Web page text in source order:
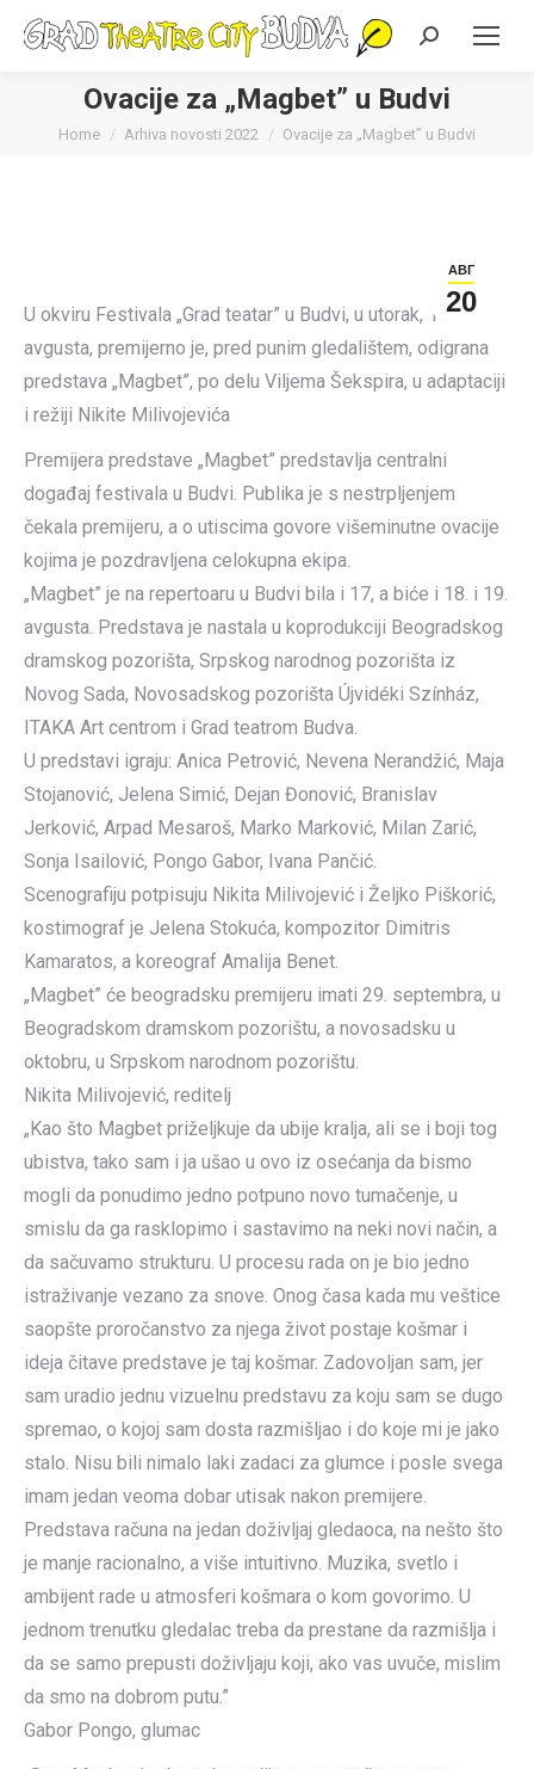
Search:
Ovacije za „Magbet” u Budvi
You are here:
Home Arhiva novosti 2022 Ovacije za „Magbet” u Budvi
АВГ
20
U okviru Festivala „Grad teatar” u Budvi, u utorak, 16.
avgusta, premijerno je, pred punim gledalištem, odigrana
predstava „Magbet”, po delu Viljema Šekspira, u adaptaciji
i režiji Nikite Milivojevića
Premijera predstave „Magbet” predstavlja centralni
događaj festivala u Budvi. Publika je s nestrpljenjem
čekala premijeru, a o utiscima govore višeminutne ovacije
kojima je pozdravljena celokupna ekipa.
„Magbet” je na repertoaru u Budvi bila i 17, a biće i 18. i 19.
avgusta. Predstava je nastala u koprodukciji Beogradskog
dramskog pozorišta, Srpskog narodnog pozorišta iz
Novog Sada, Novosadskog pozorišta Újvidéki Színház,
ITAKA Art centrom i Grad teatrom Budva.
U predstavi igraju: Anica Petrović, Nevena Nerandžić, Maja
Stojanović, Jelena Simić, Dejan Đonović, Branislav
Jerković, Arpad Mesaroš, Marko Marković, Milan Zarić,
Sonja Isailović, Pongo Gabor, Ivana Pančić.
Scenografiju potpisuju Nikita Milivojević i Željko Piškorić,
kostimograf je Jelena Stokuća, kompozitor Dimitris
Kamaratos, a koreograf Amalija Benet.
„Magbet” će beogradsku premijeru imati 29. septembra, u
Beogradskom dramskom pozorištu, a novosadsku u
oktobru, u Srpskom narodnom pozorištu.
Nikita Milivojević, reditelj
„Kao što Magbet priželjkuje da ubije kralja, ali se i boji tog
ubistva, tako sam i ja ušao u ovo iz osećanja da bismo
mogli da ponudimo jedno potpuno novo tumačenje, u
smislu da ga rasklopimo i sastavimo na neki novi način, a
da sačuvamo strukturu. U procesu rada on je bio jedno
istraživanje vezano za snove. Onog časa kada mu veštice
saopšte proročanstvo za njega život postaje košmar i
ideja čitave predstave je taj košmar. Zadovoljan sam, jer
sam uradio jednu vizuelnu predstavu za koju sam se dugo
spremao, o kojoj sam dosta razmišljao i do koje mi je jako
stalo. Nisu bili nimalo laki zadaci za glumce i posle svega
imam jedan veoma dobar utisak nakon premijere.
Predstava računa na jedan doživljaj gledaoca, na nešto što
je manje racionalno, a više intuitivno. Muzika, svetlo i
ambijent rade u atmosferi košmara o kom govorimo. U
jednom trenutku gledalac treba da prestane da razmišlja i
da se samo prepusti doživljaju koji, ako vas uvuče, mislim
da smo na dobrom putu.”
Gabor Pongo, glumac